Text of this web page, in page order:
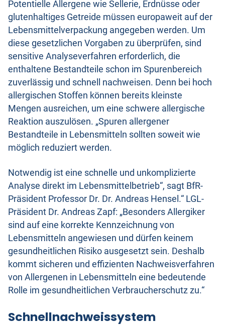
Potentielle Allergene wie Sellerie, Erdnüsse oder
glutenhaltiges Getreide müssen europaweit auf der
Lebensmittelverpackung angegeben werden. Um
diese gesetzlichen Vorgaben zu überprüfen, sind
sensitive Analyseverfahren erforderlich, die
enthaltene Bestandteile schon im Spurenbereich
zuverlässig und schnell nachweisen. Denn bei hoch
allergischen Stoffen können bereits kleinste
Mengen ausreichen, um eine schwere allergische
Reaktion auszulösen. „Spuren allergener
Bestandteile in Lebensmitteln sollten soweit wie
möglich reduziert werden.
Notwendig ist eine schnelle und unkomplizierte
Analyse direkt im Lebensmittelbetrieb“, sagt BfR-
Präsident Professor Dr. Dr. Andreas Hensel.“ LGL-
Präsident Dr. Andreas Zapf: „Besonders Allergiker
sind auf eine korrekte Kennzeichnung von
Lebensmitteln angewiesen und dürfen keinem
gesundheitlichen Risiko ausgesetzt sein. Deshalb
kommt sicheren und effizienten Nachweisverfahren
von Allergenen in Lebensmitteln eine bedeutende
Rolle im gesundheitlichen Verbraucherschutz zu.“
Schnellnachweissystem